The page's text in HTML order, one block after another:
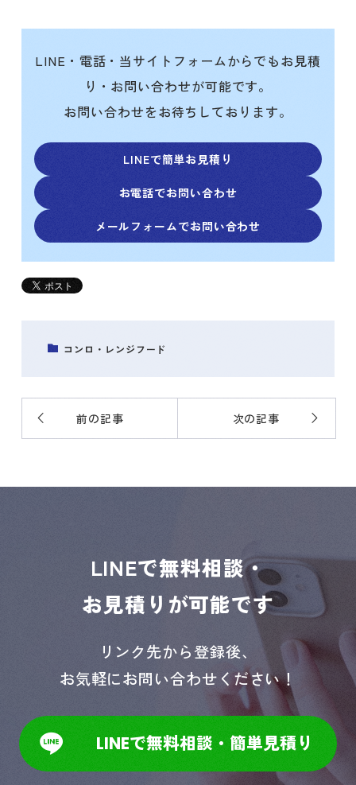
LINE・電話・当サイトフォームからでもお見積
り・お問い合わせが可能です。
お問い合わせをお待ちしております。
LINEで簡単お見積り
お電話でお問い合わせ
メールフォームでお問い合わせ
コンロ・レンジフード
前の記事 次の記事
LINEで無料相談・
お見積りが可能です
リンク先から登録後、
お気軽にお問い合わせください！
LINEで無料相談・簡単見積り